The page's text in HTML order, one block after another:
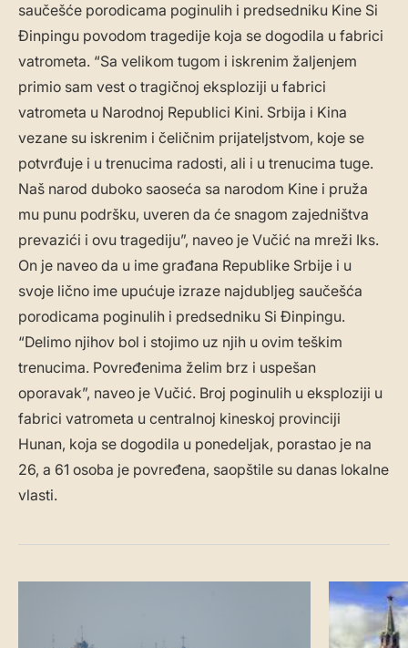
saučešće porodicama poginulih i predsedniku Kine Si
Đinpingu povodom tragedije koja se dogodila u fabrici
vatrometa. “Sa velikom tugom i iskrenim žaljenjem
primio sam vest o tragičnoj eksploziji u fabrici
vatrometa u Narodnoj Republici Kini. Srbija i Kina
vezane su iskrenim i čeličnim prijateljstvom, koje se
potvrđuje i u trenucima radosti, ali i u trenucima tuge.
Naš narod duboko saoseća sa narodom Kine i pruža
mu punu podršku, uveren da će snagom zajedništva
prevazići i ovu tragediju”, naveo je Vučić na mreži Iks.
On je naveo da u ime građana Republike Srbije i u
svoje lično ime upućuje izraze najdubljeg saučešća
porodicama poginulih i predsedniku Si Đinpingu.
“Delimo njihov bol i stojimo uz njih u ovim teškim
trenucima. Povređenima želim brz i uspešan
oporavak”, naveo je Vučić. Broj poginulih u eksploziji u
fabrici vatrometa u centralnoj kineskoj provinciji
Hunan, koja se dogodila u ponedeljak, porastao je na
26, a 61 osoba je povređena, saopštile su danas lokalne
vlasti.